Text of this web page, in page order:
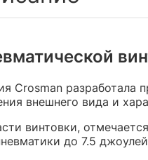
Crosman разработала
внешнего вида и
винтовки,
до 7.5